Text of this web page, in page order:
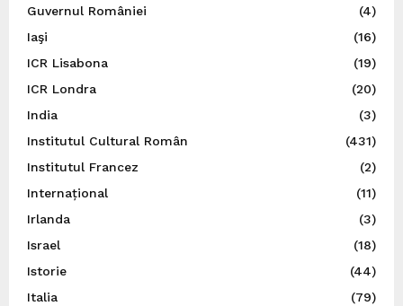
Guvernul României
(4)
Iaşi
(16)
ICR Lisabona
(19)
ICR Londra
(20)
India
(3)
Institutul Cultural Român
(431)
Institutul Francez
(2)
Internațional
(11)
Irlanda
(3)
Israel
(18)
Istorie
(44)
Italia
(79)